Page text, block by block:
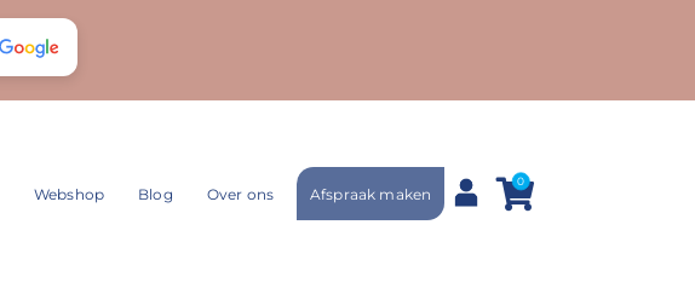
Webshop Blog Over ons Afspraak maken
0